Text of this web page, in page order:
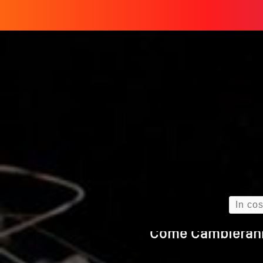
Search
Quando
Come
Cos’è La
Come
Quale Sarà Il Futuro Della